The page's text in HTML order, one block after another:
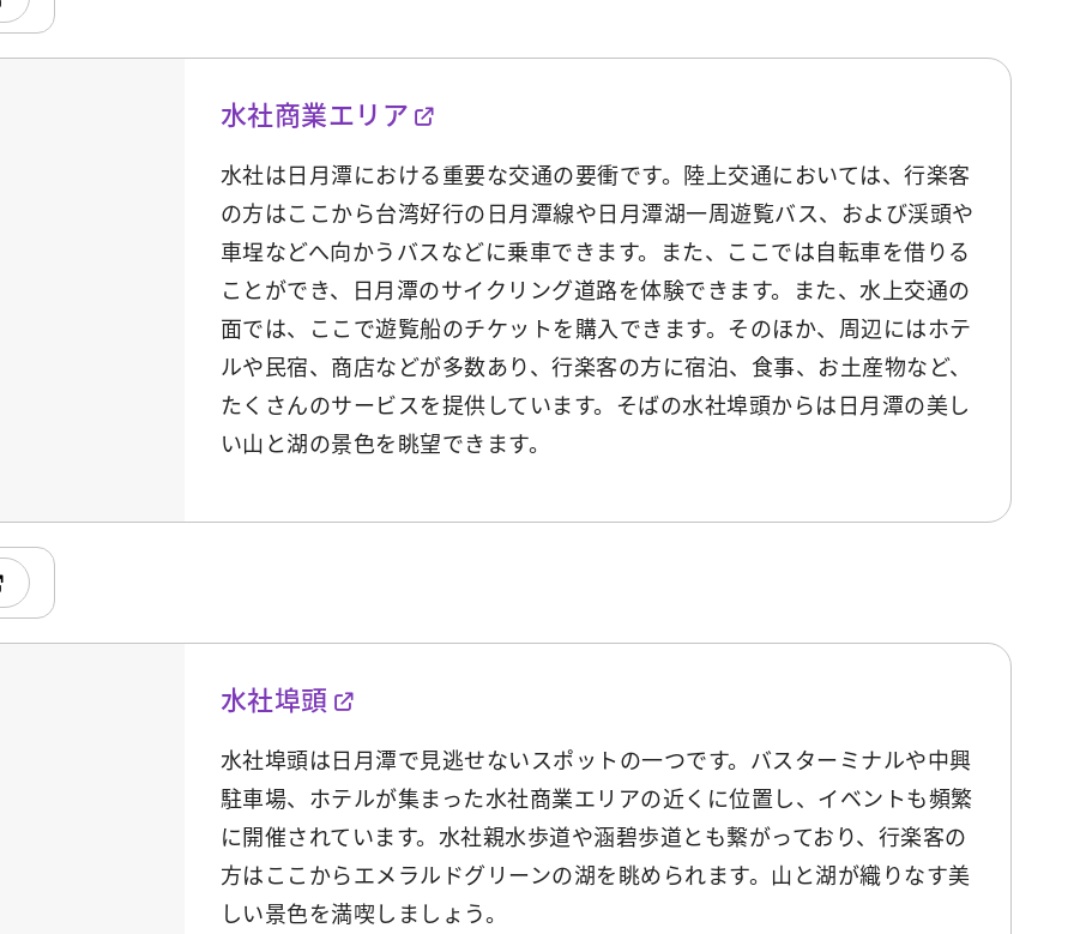
水社商業エリア
水社は日月潭における重要な交通の要衝です。陸上交通においては、行楽客
の方はここから台湾好行の日月潭線や日月潭湖一周遊覧バス、および渓頭や
車埕などへ向かうバスなどに乗車できます。また、ここでは自転車を借りる
ことができ、日月潭のサイクリング道路を体験できます。また、水上交通の
面では、ここで遊覧船のチケットを購入できます。そのほか、周辺にはホテ
ルや民宿、商店などが多数あり、行楽客の方に宿泊、食事、お土産物など、
たくさんのサービスを提供しています。そばの水社埠頭からは日月潭の美し
い山と湖の景色を眺望できます。
水社埠頭
水社埠頭は日月潭で見逃せないスポットの一つです。バスターミナルや中興
駐車場、ホテルが集まった水社商業エリアの近くに位置し、イベントも頻繁
に開催されています。水社親水歩道や涵碧歩道とも繋がっており、行楽客の
方はここからエメラルドグリーンの湖を眺められます。山と湖が織りなす美
しい景色を満喫しましょう。